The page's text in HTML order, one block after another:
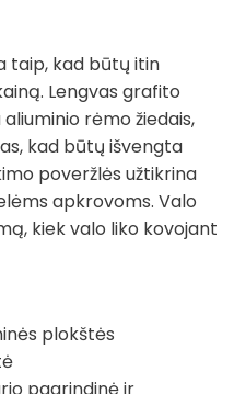
taip, kad būtų itin
Lengvas grafito
rėmo žiedais,
kad būtų išvengta
poveržlės užtikrina
apkrovoms. Valo
kiek valo liko kovojant
plokštės